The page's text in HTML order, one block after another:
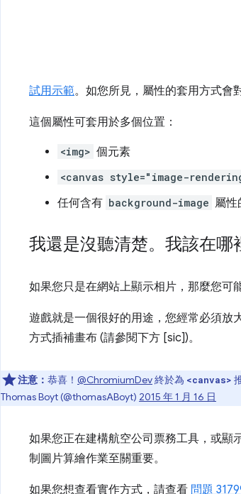
試用示範。如您所見，屬性的套用方式會
這個屬性可套用於多個位置：
<img> 個元素
<canvas style="image-
任何含有 background-image 屬性
我還是沒聽清楚。我該在哪
如果您只是在網站上顯示相片，那麼您可
遊戲就是一個很好的用途，您經常必須放
方式插補畫布 (請參閱下方 [sic])。
注意： 恭喜！ @ChromiumDev終於為 <canvas>
Thomas Boyt (@thomasABoyt) 2015 年 1 月 16 日
如果您正在建構航空公司票務工具，或顯
制圖片算繪作業至關重要。
如果您想查看實作方式，請查看 問題